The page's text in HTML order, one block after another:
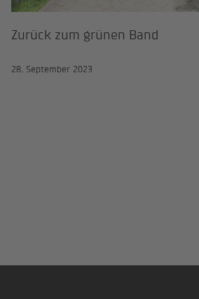
Zurück zum grünen Band
28. September 2023